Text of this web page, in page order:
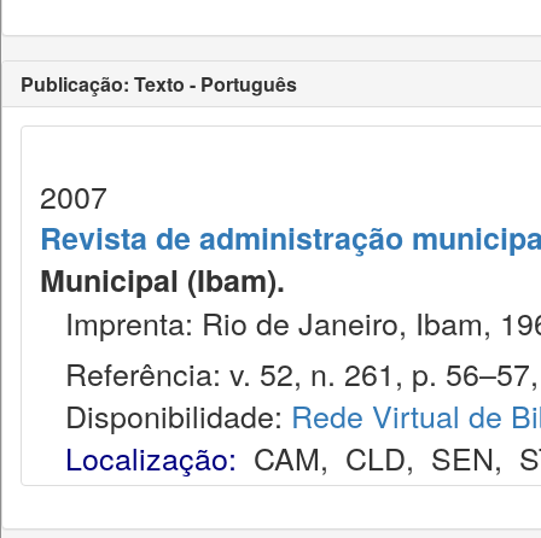
Publicação: Texto - Português
2007
Revista de administração
Municipal (Ibam).
Imprenta: Rio de Janeiro, Ibam,
Referência: v. 52, n. 261, p.
Disponibilidade: Rede Virtual de
Localização: CAM, CLD, SEN,